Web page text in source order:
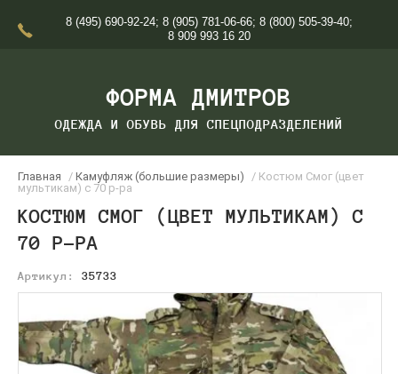
8 (495) 690-92-24; 8 (905) 781-06-66; 8 (800) 505-39-40;
8 909 993 16 20
ФОРМА ДМИТРОВ
ОДЕЖДА И ОБУВЬ ДЛЯ СПЕЦПОДРАЗДЕЛЕНИЙ
Главная / Камуфляж (большие размеры)
/ Костюм Смог (цвет
мультикам) с 70 р-ра
КОСТЮМ СМОГ (ЦВЕТ МУЛЬТИКАМ) С
70 Р-РА
Артикул: 35733